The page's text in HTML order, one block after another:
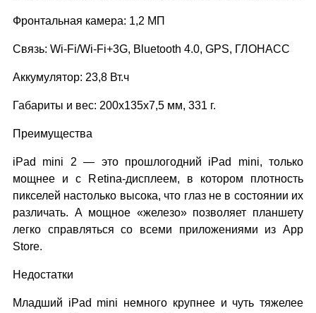
Фронтальная камера: 1,2 МП
Связь: Wi-Fi/Wi-Fi+3G, Bluetooth 4.0, GPS, ГЛОНАСС
Аккумулятор: 23,8 Вт.ч
Габариты и вес: 200x135x7,5 мм, 331 г.
Преимущества
iPad mini 2 — это прошлогодний iPad mini, только
мощнее и с Retina-дисплеем, в котором плотность
пикселей настолько высока, что глаз не в состоянии их
различать. А мощное «железо» позволяет планшету
легко справляться со всеми приложениями из App
Store.
Недостатки
Младший iPad mini немного крупнее и чуть тяжелее